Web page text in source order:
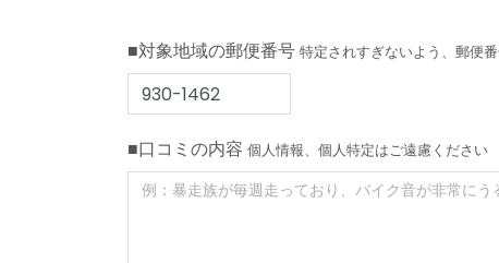
■対象地域の郵便番号 特定されすぎないよう、郵便
■口コミの内容 個人情報、個人特定はご遠慮ください